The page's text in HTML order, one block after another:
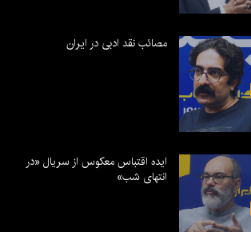
مصائب نقد ادبی در ایران
ایده اقتباس معکوس از سریال «در
انتهای شب»